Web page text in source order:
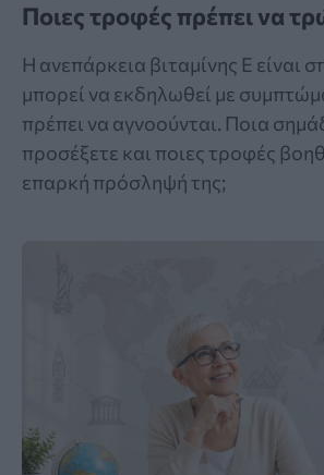
Ποιες τροφές πρέπει να
Η ανεπάρκεια βιταμίνης Ε είναι
μπορεί να εκδηλωθεί με
πρέπει να αγνοούνται. Ποια
προσέξετε και ποιες τροφές
επαρκή πρόσληψή της;